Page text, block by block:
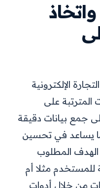
الإلكترونية
المترتبة على
جمع بيانات دقيقة
يساعد في تحسين
الهدف المطلوب
مثلا أم
من خلال أدوات